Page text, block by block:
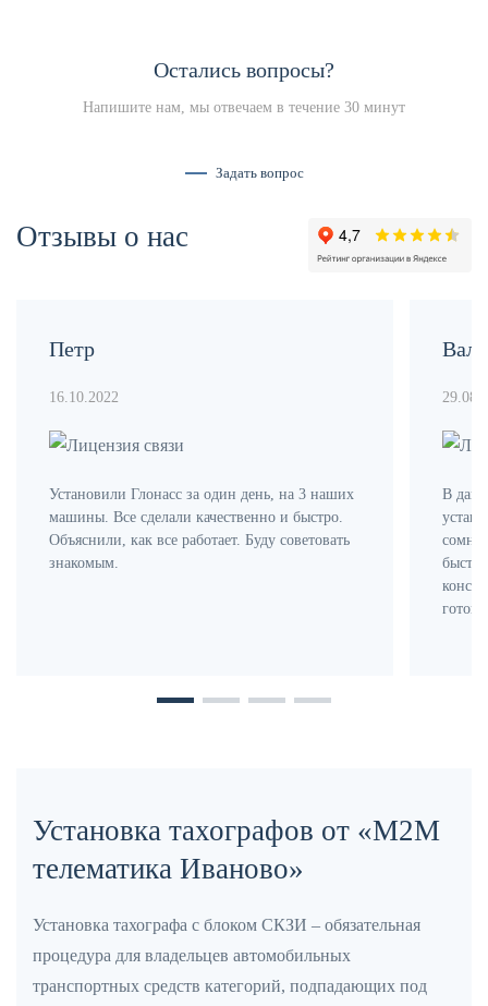
Остались вопросы?
Напишите нам, мы отвечаем в течение 30 минут
Задать вопрос
Отзывы о нас
Петр
16.10.2022
Установили Глонасс за один день, на 3 наших
машины. Все сделали качественно и быстро.
Объяснили, как все работает. Буду советовать
знакомым.
В
Установка тахографов от «М2М
телематика Иваново»
Установка тахографа с блоком СКЗИ – обязательная
процедура для владельцев автомобильных
транспортных средств категорий, подпадающих под